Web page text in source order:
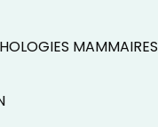
MAMMAIRES